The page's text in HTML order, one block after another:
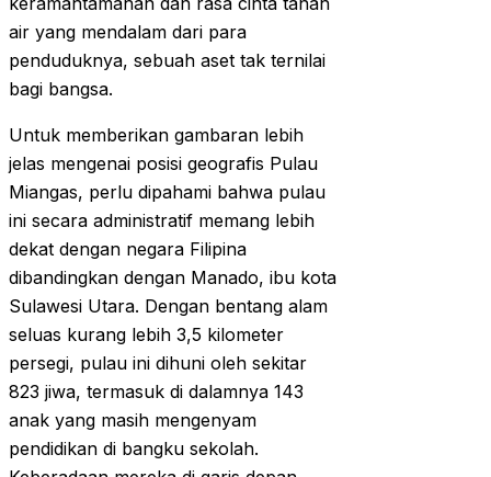
air yang mendalam dari para
penduduknya, sebuah aset tak ternilai
bagi bangsa.
Untuk memberikan gambaran lebih
jelas mengenai posisi geografis Pulau
Miangas, perlu dipahami bahwa pulau
ini secara administratif memang lebih
dekat dengan negara Filipina
dibandingkan dengan Manado, ibu kota
Sulawesi Utara. Dengan bentang alam
seluas kurang lebih 3,5 kilometer
persegi, pulau ini dihuni oleh sekitar
823 jiwa, termasuk di dalamnya 143
anak yang masih mengenyam
pendidikan di bangku sekolah.